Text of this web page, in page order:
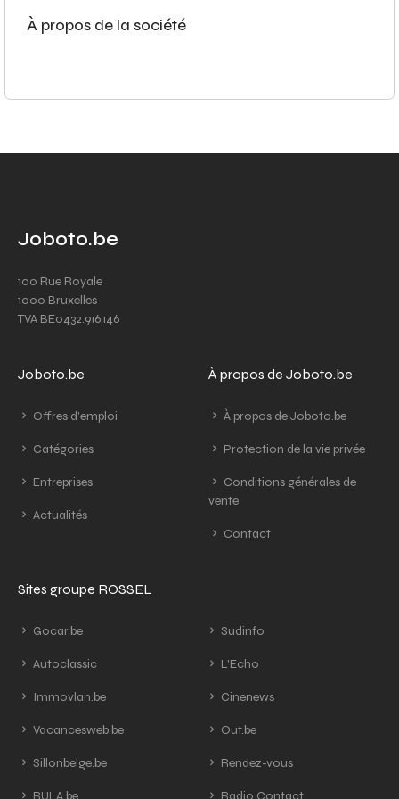
À propos de la société
Joboto.be
100 Rue Royale
1000 Bruxelles
TVA BE0432.916.146
Joboto.be
Offres d'emploi
Catégories
Entreprises
Actualités
À propos de Joboto.be
À propos de Joboto.be
Protection de la vie privée
Conditions générales de
vente
Contact
Sites groupe ROSSEL
Gocar.be
Autoclassic
Immovlan.be
Vacancesweb.be
Sillonbelge.be
RULA.be
Sudinfo
L'Echo
Cinenews
Out.be
Rendez-vous
Radio Contact